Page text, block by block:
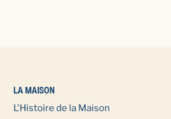
LA MAISON
L'Histoire de la Maison